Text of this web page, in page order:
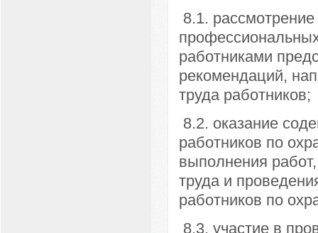
8.1.
работниками
рекомендаций,
труда работников;
8.2. оказание
работников по
выполнения
труда и
работников по
8.3. участие в